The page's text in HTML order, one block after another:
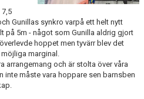
Gunillas synkro varpå ett helt nytt
på 5m - något som Gunilla aldrig gjort
hoppet men tyvärr blev det
marginal.
arrangemang och är stolta över våra
inte måste vara hoppare sen barnsben